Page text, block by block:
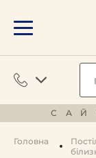
Головна